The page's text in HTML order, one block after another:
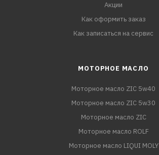
Акции
Как оформить заказ
Как записаться на сервис
МОТОРНОЕ МАСЛО
Моторное масло ZIC 5w40
Моторное масло ZIC 5w30
Моторное масло ZIC
Моторное масло ROLF
Моторное масло LIQUI MOLY